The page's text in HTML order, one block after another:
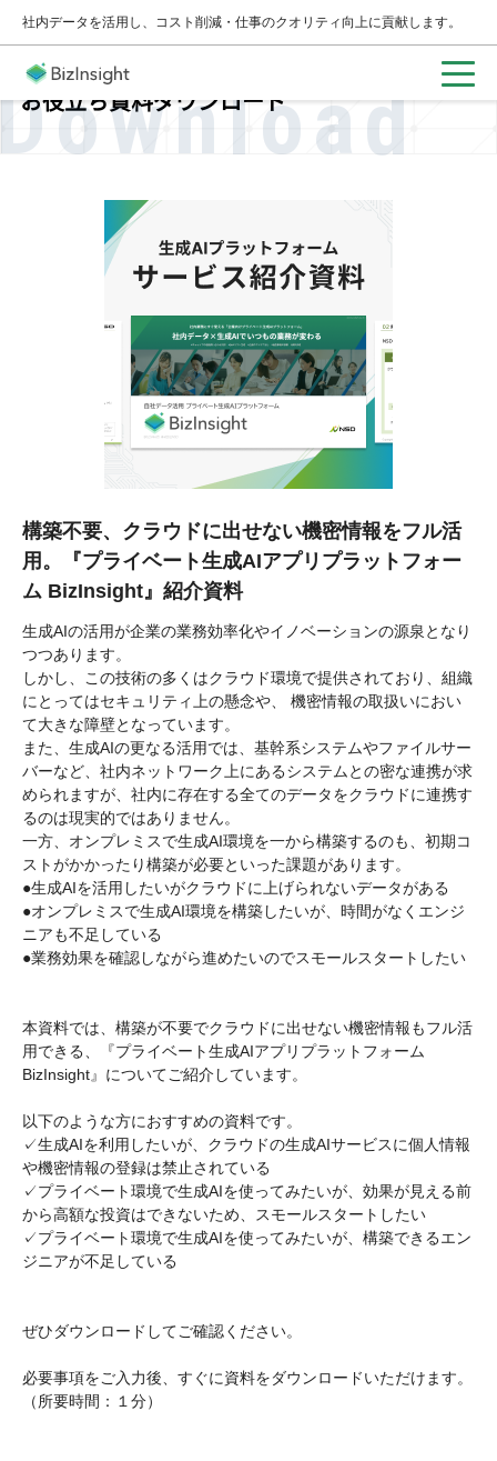
社内データを活用し、コスト削減・仕事のクオリティ向上に貢献します。
お役立ち資料ダウンロード
構築不要、クラウドに出せない機密情報をフル活
用。『プライベート生成AIアプリプラットフォー
ム BizInsight』紹介資料
生成AIの活用が企業の業務効率化やイノベーションの源泉となり
つつあります。
しかし、この技術の多くはクラウド環境で提供されており、組織
にとってはセキュリティ上の懸念や、 機密情報の取扱いにおい
て大きな障壁となっています。
また、生成AIの更なる活用では、基幹系システムやファイルサー
バーなど、社内ネットワーク上にあるシステムとの密な連携が求
められますが、社内に存在する全てのデータをクラウドに連携す
るのは現実的ではありません。
一方、オンプレミスで生成AI環境を一から構築するのも、初期コ
ストがかかったり構築が必要といった課題があります。
●生成AIを活用したいがクラウドに上げられないデータがある
●オンプレミスで生成AI環境を構築したいが、時間がなくエンジ
ニアも不足している
●業務効果を確認しながら進めたいのでスモールスタートしたい
本資料では、構築が不要でクラウドに出せない機密情報もフル活
用できる、『プライベート生成AIアプリプラットフォーム
BizInsight』についてご紹介しています。
以下のような方におすすめの資料です。
✓生成AIを利用したいが、クラウドの生成AIサービスに個人情報
や機密情報の登録は禁止されている
✓プライベート環境で生成AIを使ってみたいが、効果が見える前
から高額な投資はできないため、スモールスタートしたい
✓プライベート環境で生成AIを使ってみたいが、構築できるエン
ジニアが不足している
ぜひダウンロードしてご確認ください。
必要事項をご入力後、すぐに資料をダウンロードいただけます。
（所要時間：１分）